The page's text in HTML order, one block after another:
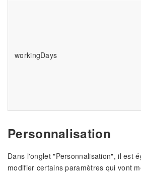
workingDays
Personnalisation
Dans l'onglet "Personnalisation", il est
modifier certains paramètres qui vont